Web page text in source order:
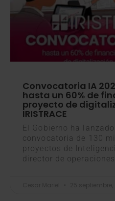
Convocatoria IA
hasta un 60% de
proyecto de
IRISTRACE
El Gobierno ha
convocatoria de 130
proyectos de
director de